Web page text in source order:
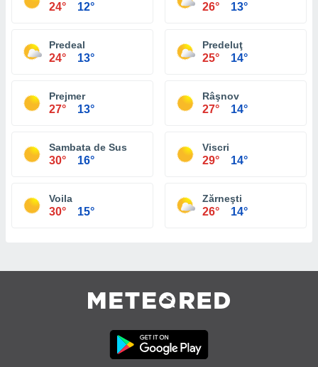
24° 12° 26° 13°
Predeal
24° 13°
Predeluţ
25° 14°
Prejmer
27° 13°
Râşnov
27° 14°
Sambata de Sus
30° 16°
Viscri
29° 14°
Voila
30° 15°
Zărneşti
26° 14°